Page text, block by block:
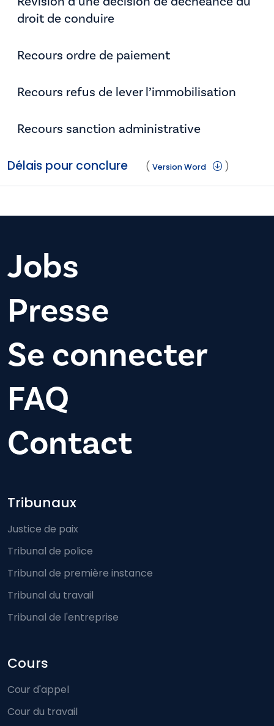
droit de conduire
Recours ordre de paiement
Recours refus de lever l’immobilisation
Recours sanction administrative
Délais pour conclure ( Version Word )
Jobs
Presse
Se connecter
FAQ
Contact
Footer-menu
Tribunaux
Justice de paix
Tribunal de police
Tribunal de première instance
Tribunal du travail
Tribunal de l'entreprise
Cours
Cour d'appel
Cour du travail